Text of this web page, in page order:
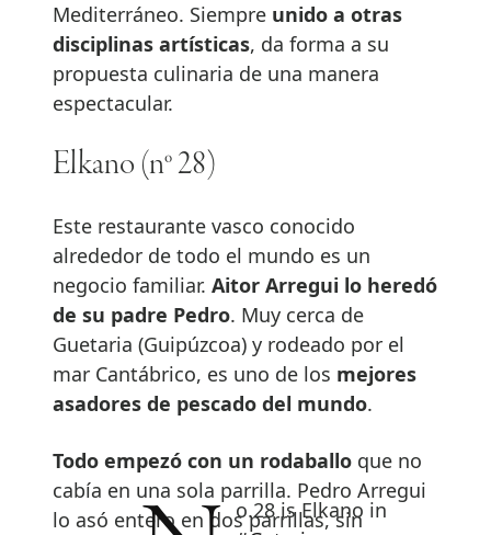
Mediterráneo. Siempre unido a otras
disciplinas artísticas, da forma a su
propuesta culinaria de una manera
espectacular.
Elkano (nº 28)
Este restaurante vasco conocido
alrededor de todo el mundo es un
negocio familiar. Aitor Arregui lo heredó
de su padre Pedro. Muy cerca de
Guetaria (Guipúzcoa) y rodeado por el
mar Cantábrico, es uno de los mejores
asadores de pescado del mundo.
No.28 is Elkano in
Todo empezó con un rodaballo que no
cabía en una sola parrilla. Pedro Arregui
lo asó entero en dos parrillas, sin